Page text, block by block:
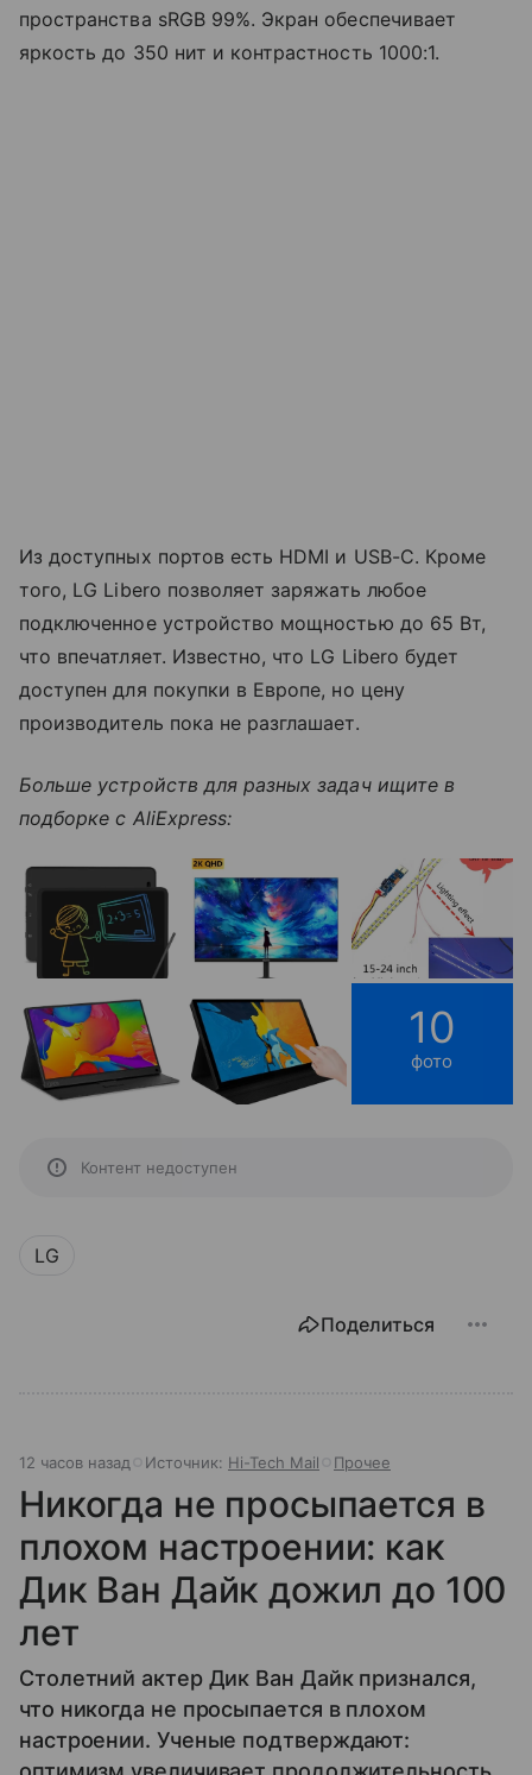
пространства sRGB 99%. Экран обеспечивает
яркость до 350 нит и контрастность 1000:1.
Из доступных портов есть HDMI и USB-C. Кроме
того, LG Libero позволяет заряжать любое
подключенное устройство мощностью до 65 Вт,
что впечатляет. Известно, что LG Libero будет
доступен для покупки в Европе, но цену
производитель пока не разглашает.
Больше устройств для разных задач ищите в
подборке с AliExpress:
10
фото
Контент недоступен
LG
Поделиться
12 часов назад Источник: Hi-Tech Mail Прочее
Никогда не просыпается в
плохом настроении: как
Дик Ван Дайк дожил до 100
лет
Столетний актер Дик Ван Дайк признался,
что никогда не просыпается в плохом
настроении. Ученые подтверждают: